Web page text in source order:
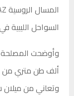
السواحل
ألف طن متري من
وتعاني من ميلان